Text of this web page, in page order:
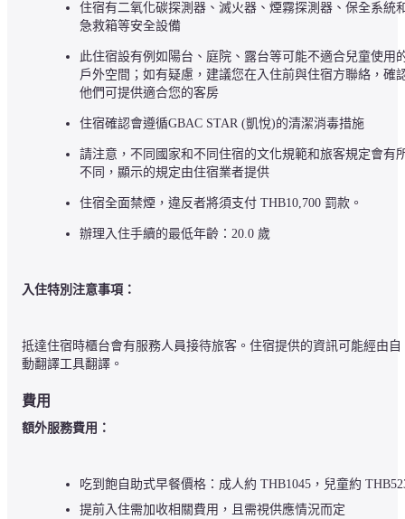
住宿有二氧化碳探測器、滅火器、煙霧探測器、保全系統
急救箱等安全設備
此住宿設有例如陽台、庭院、露台等可能不適合兒童使用
戶外空間；如有疑慮，建議您在入住前與住宿方聯絡，確
他們可提供適合您的客房
住宿確認會遵循GBAC STAR (凱悅)的清潔消毒措施
請注意，不同國家和不同住宿的文化規範和旅客規定會有
不同，顯示的規定由住宿業者提供
住宿全面禁煙，違反者將須支付 THB10,700 罰款。
辦理入住手續的最低年齡：20.0 歲
入住特別注意事項：
抵達住宿時櫃台會有服務人員接待旅客。住宿提供的資訊可能經由自
動翻譯工具翻譯。
費用
額外服務費用：
吃到飽自助式早餐價格：成人約 THB1045，兒童約
提前入住需加收相關費用，且需視供應情況而定